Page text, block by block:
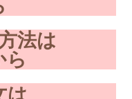
法は
ら
は